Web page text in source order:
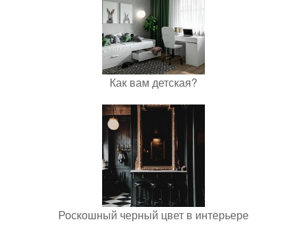
Как вам детская?
Роскошный черный цвет в интерьере